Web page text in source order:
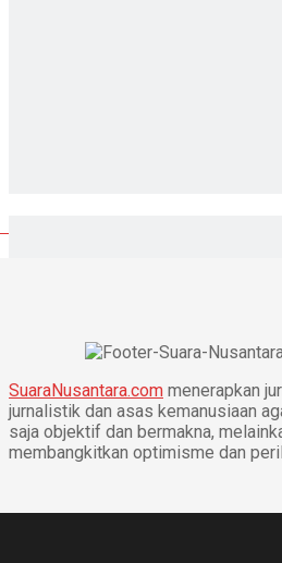
SuaraNusantara.com menerapkan
jurnalistik dan asas kemanusiaan
saja objektif dan bermakna,
membangkitkan optimisme dan